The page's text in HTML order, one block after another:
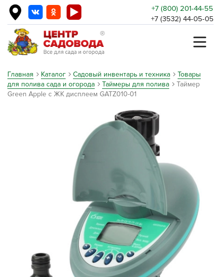
+7 (800) 201-44-55
+7 (3532) 44-05-05
Главная Каталог Садовый инвентарь и техника
Товары
для полива сада и огорода
Таймеры для полива
Таймер
Green Apple с ЖК дисплеем GATZ010-01